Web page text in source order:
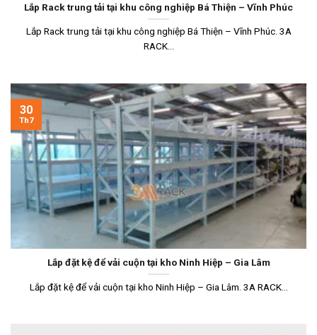
Lắp Rack trung tải tại khu công nghiệp Bá Thiện – Vĩnh Phúc
Lắp Rack trung tải tại khu công nghiệp Bá Thiện – Vĩnh Phúc. 3A
RACK...
Lắp đặt kệ để vải cuộn tại kho Ninh Hiệp – Gia Lâm
Lắp đặt kệ để vải cuộn tại kho Ninh Hiệp – Gia Lâm. 3A RACK...
30
Th7